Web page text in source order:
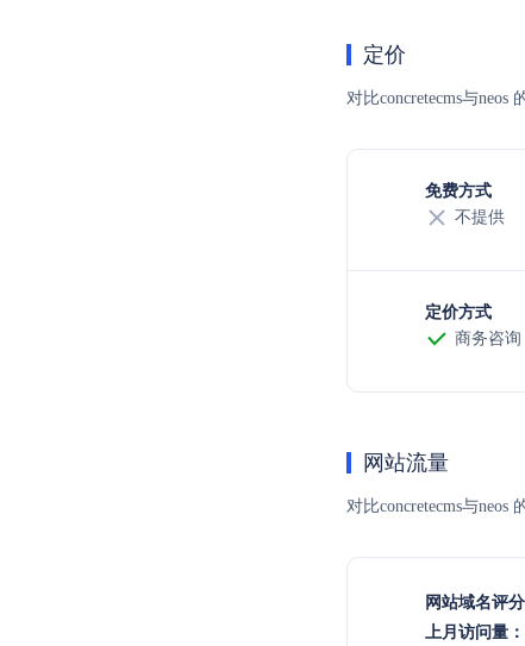
定价
对比concretecms与
免费方式
不提供
定价方式
商务咨询
网站流量
对比concretecms与
网站域名评分
上月访问量：